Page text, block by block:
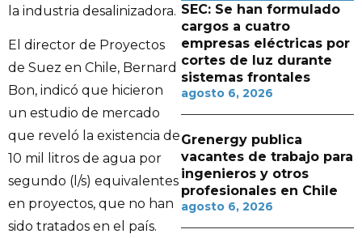
la industria desalinizadora.
El director de Proyectos
de Suez en Chile, Bernard
Bon, indicó que hicieron
un estudio de mercado
que reveló la existencia de
10 mil litros de agua por
segundo (l/s) equivalentes
en proyectos, que no han
sido tratados en el país.
SEC: Se han formulado
cargos a cuatro
empresas eléctricas por
cortes de luz durante
sistemas frontales
agosto 6, 2026
Grenergy publica
vacantes de trabajo para
ingenieros y otros
profesionales en Chile
agosto 6, 2026